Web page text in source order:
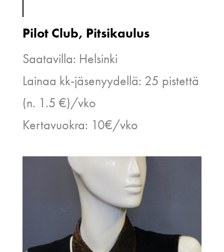
Pilot Club, Pitsikaulus
Saatavilla: Helsinki
Lainaa kk-jäsenyydellä: 25 pistettä
(n. 1.5 €)/vko
Kertavuokra: 10€/vko